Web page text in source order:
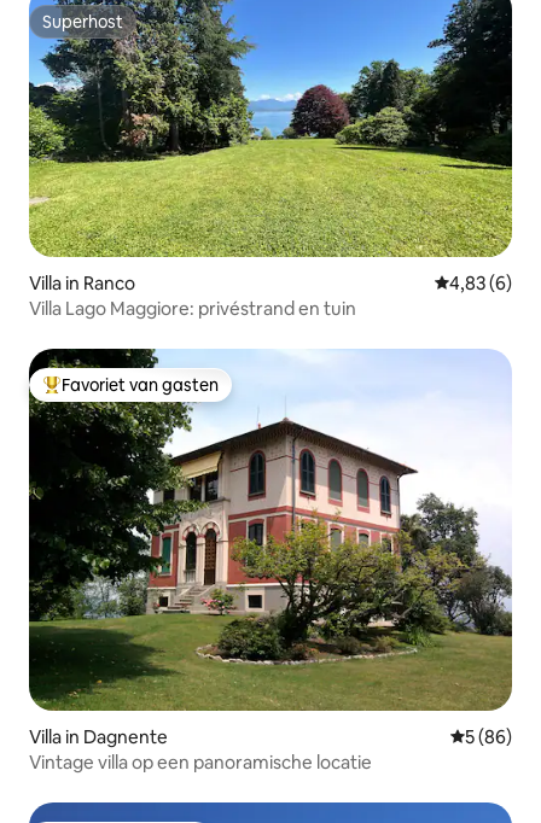
Superhost
Superhost
Villa in Ranco Gemiddelde
4,83 (6)
Villa Lago Maggiore: privéstrand en tuin
Topfavoriet van gasten
Favoriet van gasten
Villa in Dagnente
5 (86)
Vintage villa op een panoramische locatie